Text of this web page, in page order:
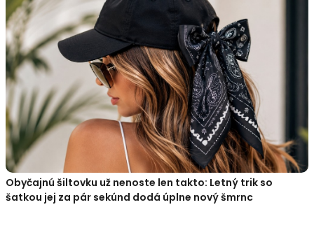
Obyčajnú šiltovku už nenoste len takto: Letný trik so
šatkou jej za pár sekúnd dodá úplne nový šmrnc